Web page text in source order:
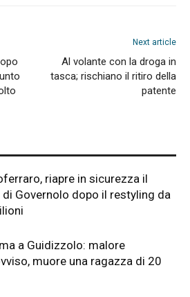
Next article
Al volante con la droga in
tasca; rischiano il ritiro della
patente
riapre in sicurezza il
di Governolo dopo il restyling da
a Guidizzolo: malore
muore una ragazza di 20